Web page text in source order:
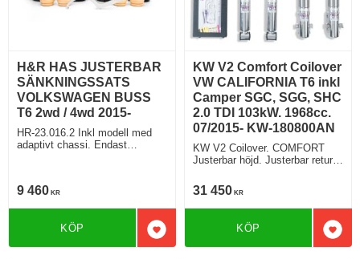
H&R HAS JUSTERBAR
SÄNKNINGSSATS
VOLKSWAGEN BUSS
T6 2wd / 4wd 2015-
HR-23.016.2 Inkl modell med
adaptivt chassi. Endast
9 460 KR
Lägg till i favoriter
KÖP
KW V2 Comfort Coilover
VW CALIFORNIA T6 inkl
Camper SGC, SGG, SHC
2.0 TDI 103kW. 1968cc.
07/2015- KW-180800AN
KW V2 Coilover. COMFORT
Justerbar höjd. Justerbar retur
Modell med elektroniska
stötdämpare. Normal chassi
klämfäste T30 Modell med DCC
31 450 KR
KÖP